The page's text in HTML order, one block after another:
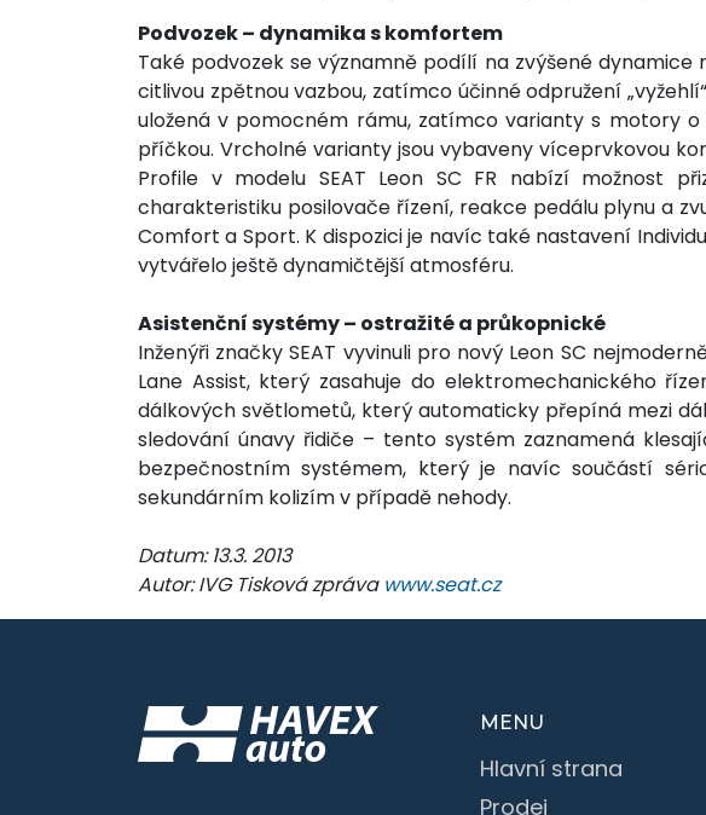
Podvozek – dynamika s komfortem
Také podvozek se významně podílí na zvýšené dynamice
citlivou zpětnou vazbou, zatímco účinné odpružení
uložená v pomocném rámu, zatímco varianty s motory o
příčkou. Vrcholné varianty jsou vybaveny víceprvkovou
Profile v modelu SEAT Leon SC FR nabízí možnost
charakteristiku posilovače řízení, reakce pedálu plynu a
Comfort a Sport. K dispozici je navíc také nastavení
vytvářelo ještě dynamičtější atmosféru.
Asistenční systémy – ostražité a průkopnické
Inženýři značky SEAT vyvinuli pro nový Leon SC
Lane Assist, který zasahuje do elektromechanického
dálkových světlometů, který automaticky přepíná mezi
sledování únavy řidiče – tento systém zaznamená
bezpečnostním systémem, který je navíc součástí
sekundárním kolizím v případě nehody.
Datum: 13.3. 2013
Autor: IVG Tisková zpráva www.seat.cz
MENU
Hlavní strana
Prodej